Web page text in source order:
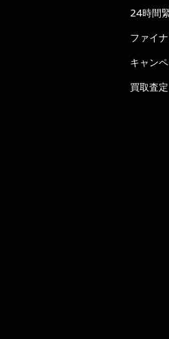
24時間
ファイ
キャン
買取査定